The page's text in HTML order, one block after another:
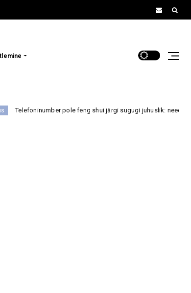
feng shui järgi sugugi juhuslik: need numbrid seostuvad